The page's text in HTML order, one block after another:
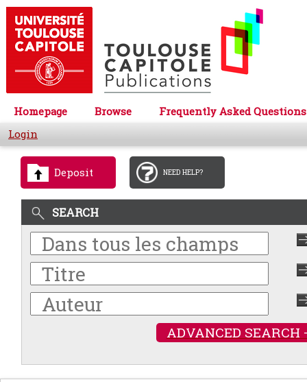
Homepage Browse
Frequently Asked Questions
Login
Deposit NEED HELP?
SEARCH
ADVANCED SEARCH